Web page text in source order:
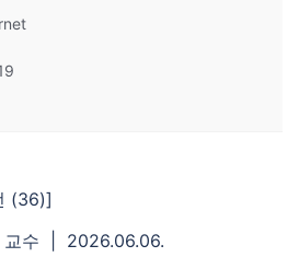
(36)]
수
2026.06.06.